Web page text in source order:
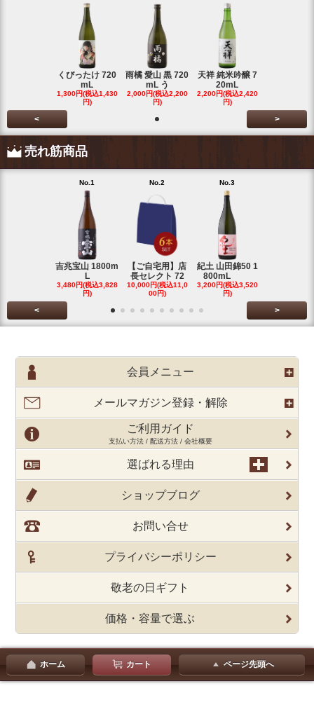
くびったけ 720
mL
1,300円(税込1,430
円)
雨橘 愛山 黒 720
mL う
2,000円(税込2,200
円)
天祥 純米吟醸 7
20mL
2,200円(税込2,420
円)
< >
売れ筋商品
No.1
吉兆宝山 1800m
L
3,480円(税込3,828
円)
No.2
【ご自宅用】店
長セレクト 72
10,000円(税込11,0
00円)
No.3
紀土 山田錦50 1
800mL
3,200円(税込3,520
円)
< >
会員メニュー
メールマガジン登録・解除
ご利用ガイド
支払い方法 / 配送方法 / 会社概要
選ばれる理由
ショップブログ
お問い合せ
プライバシーポリシー
敬老の日ギフト
価格・容量で選ぶ
ホーム カート ページ先頭へ